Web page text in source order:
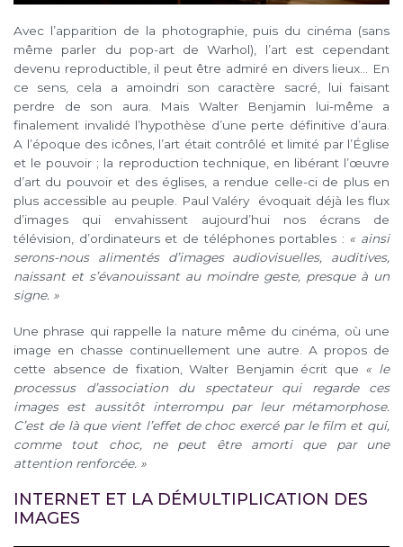
Avec l’apparition de la photographie, puis du cinéma (sans
même parler du pop-art de Warhol), l’art est cependant
devenu reproductible, il peut être admiré en divers lieux… En
ce sens, cela a amoindri son caractère sacré, lui faisant
perdre de son aura. Mais Walter Benjamin lui-même a
finalement invalidé l’hypothèse d’une perte définitive d’aura.
A l’époque des icônes, l’art était contrôlé et limité par l’Église
et le pouvoir ; la reproduction technique, en libérant l’œuvre
d’art du pouvoir et des églises, a rendue celle-ci de plus en
plus accessible au peuple. Paul Valéry évoquait déjà les flux
d’images qui envahissent aujourd’hui nos écrans de
télévision, d’ordinateurs et de téléphones portables : « ainsi
serons-nous alimentés d’images audiovisuelles, auditives,
naissant et s’évanouissant au moindre geste, presque à un
signe. »
Une phrase qui rappelle la nature même du cinéma, où une
image en chasse continuellement une autre. A propos de
cette absence de fixation, Walter Benjamin écrit que « le
processus d’association du spectateur qui regarde ces
images est aussitôt interrompu par leur métamorphose.
C’est de là que vient l’effet de choc exercé par le film et qui,
comme tout choc, ne peut être amorti que par une
attention renforcée. »
INTERNET ET LA DÉMULTIPLICATION DES
IMAGES